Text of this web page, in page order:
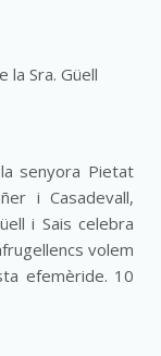
la Sra. Güell
senyora Pietat
i Casadevall,
i Sais celebra
volem
efemèride. 10